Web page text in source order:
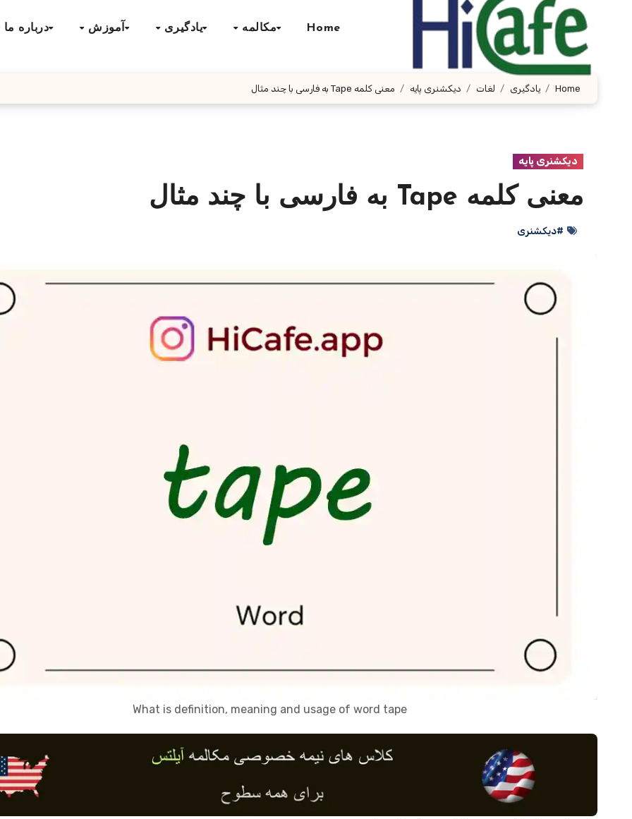
Home مکالمه یادگیری آموزش درباره ما
Home یادگیری لغات دیکشنری پایه معنی کلمه Tape به فارسی با چند مثال
دیکشنری پایه
معنی کلمه Tape به فارسی با چند مثال
#دیکشنری
What is definition, meaning and usage of word tape